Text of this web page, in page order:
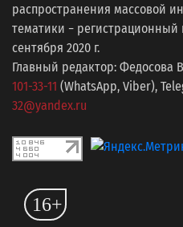
распространения массовой
тематики − регистрационный
сентября 2020 г.
Главный редактор: Федосова
101-33-11 (WhatsApp, Viber),
32@yandex.ru
16+